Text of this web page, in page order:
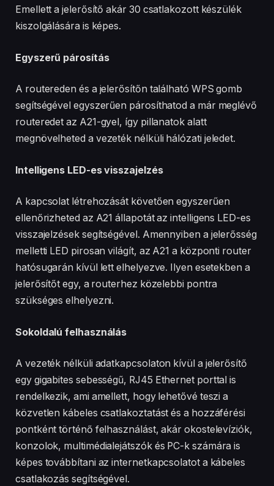
Emellett a jelerősítő akár 30 csatlakozott készülék
kiszolgálására is képes.
Egyszerű párosítás
A routereden és a jelerősítőn található WPS gomb
segítségével egyszerűen párosíthatod a már meglévő
routeredet az A21-gyel, így pillanatok alatt
megnövelheted a vezeték nélküli hálózati jeledet.
Intelligens LED-es visszajelzés
A kapcsolat létrehozását követően egyszerűen
ellenőrizheted az A21 állapotát az intelligens LED-es
visszajelzések segítségével. Amennyiben a jelerősség
melletti LED pirosan világít, az A21 a központi router
hatósugarán kívül lett elhelyezve. Ilyen esetekben a
jelerősítőt egy, a routerhez közelebbi pontra
szükséges elhelyezni.
Sokoldalú felhasználás
A vezeték nélküli adatkapcsolaton kívül a jelerősítő
egy gigabites sebességű, RJ45 Ethernet porttal is
rendelkezik, ami amellett, hogy lehetővé teszi a
közvetlen kábeles csatlakoztatást és a hozzáférési
pontként történő felhasználást, akár okostelevíziók,
konzolok, multimédialejátszók és PC-k számára is
képes továbbítani az internetkapcsolatot a kábeles
csatlakozás segítségével.